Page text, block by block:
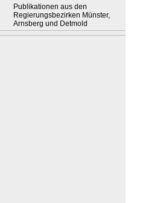
Publikationen aus den
Regierungsbezirken Münster,
Arnsberg und Detmold